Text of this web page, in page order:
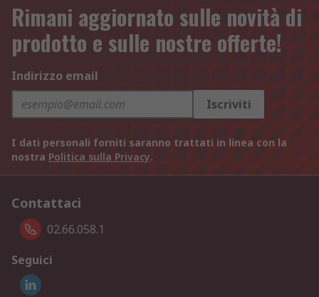
Rimani aggiornato sulle novità di
prodotto e sulle nostre offerte!
Indirizzo email
Iscriviti
I dati personali forniti saranno trattati in linea con la
nostra Politica sulla Privacy.
Contattaci
02.66.058.1
Seguici